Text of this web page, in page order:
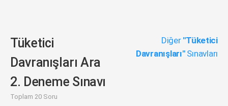
Tüketici
Davranışları Ara
2. Deneme Sınavı
Toplam 20 Soru
Diğer "Tüketici
Davranışları"Sınavları